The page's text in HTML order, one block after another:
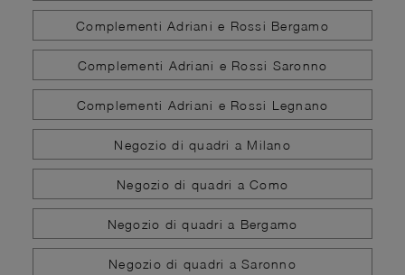
Complementi Adriani e Rossi Bergamo
Complementi Adriani e Rossi Saronno
Complementi Adriani e Rossi Legnano
Negozio di quadri a Milano
Negozio di quadri a Como
Negozio di quadri a Bergamo
Negozio di quadri a Saronno